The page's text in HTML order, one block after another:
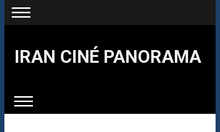
IRAN CINÉ PANORAMA